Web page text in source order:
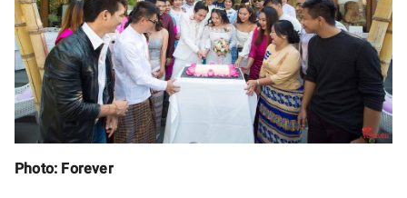
Photo: Forever